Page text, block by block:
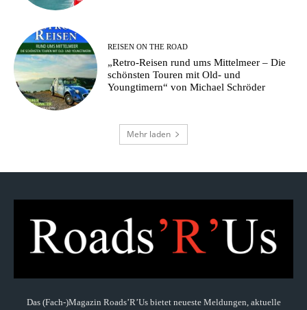
REISEN ON THE ROAD
„Retro-Reisen rund ums Mittelmeer – Die
schönsten Touren mit Old- und
Youngtimern“ von Michael Schröder
Mehr laden
Das (Fach-)Magazin Roads’R’Us bietet neueste Meldungen, aktuelle